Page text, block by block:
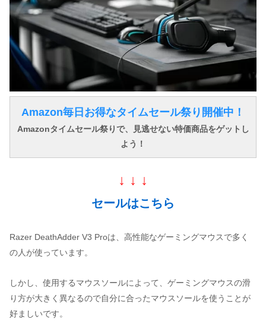
Amazon毎日お得なタイムセール祭り開催中！
Amazonタイムセール祭りで、見逃せない特価商品をゲットし
よう！
↓ ↓ ↓
セールはこちら
Razer DeathAdder V3 Proは、高性能なゲーミングマウスで多く
の人が使っています。
しかし、使用するマウスソールによって、ゲーミングマウスの滑
り方が大きく異なるので自分に合ったマウスソールを使うことが
好ましいです。